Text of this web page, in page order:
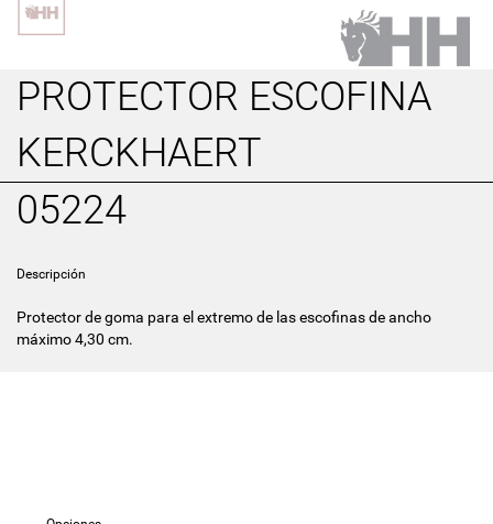
PROTECTOR ESCOFINA
KERCKHAERT
05224
Descripción
Protector de goma para el extremo de las escofinas de ancho
máximo 4,30 cm.